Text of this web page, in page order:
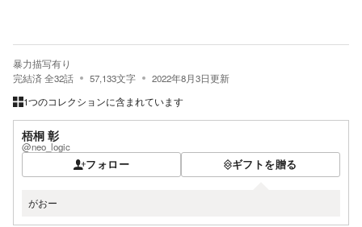
暴力描写有り
完結済全32話 57,133文字 2022年8月3日更新
1つのコレクションに含まれています
梧桐 彰
@neo_logic
フォロー ギフトを贈る
がおー